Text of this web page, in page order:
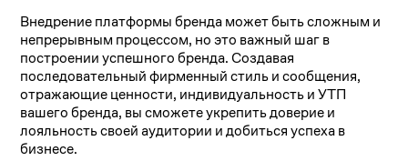
Внедрение платформы бренда может быть сложным и
непрерывным процессом, но это важный шаг в
построении успешного бренда. Создавая
последовательный фирменный стиль и сообщения,
отражающие ценности, индивидуальность и УТП
вашего бренда, вы сможете укрепить доверие и
лояльность своей аудитории и добиться успеха в
бизнесе.